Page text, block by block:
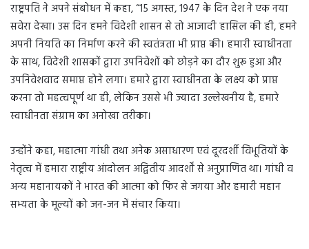
राष्ट्रपति ने अपने संबोधन में कहा, “15 अगस्त, 1947 के दिन देश ने एक नया
सवेरा देखा। उस दिन हमने विदेशी शासन से तो आजादी हासिल की ही, हमने
अपनी नियति का निर्माण करने की स्वतंत्रता भी प्राप्त की। हमारी स्वाधीनता
के साथ, विदेशी शासकों द्वारा उपनिवेशों को छोड़ने का दौर शुरू हुआ और
उपनिवेशवाद समाप्त होने लगा। हमारे द्वारा स्वाधीनता के लक्ष्य को प्राप्त
करना तो महत्वपूर्ण था ही, लेकिन उससे भी ज्यादा उल्लेखनीय है, हमारे
स्वाधीनता संग्राम का अनोखा तरीका।
उन्होंने कहा, महात्मा गांधी तथा अनेक असाधारण एवं दूरदर्शी विभूतियों के
नेतृत्व में हमारा राष्ट्रीय आंदोलन अद्वितीय आदर्शों से अनुप्राणित था। गांधी व
अन्य महानायकों ने भारत की आत्मा को फिर से जगया और हमारी महान
सभ्यता के मूल्यों को जन-जन में संचार किया।